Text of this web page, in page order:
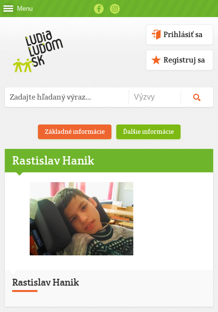
Menu
Prihlásiť sa
Registruj sa
Základné informácie Ďalšie informácie
Rastislav Hanik
Rastislav Hanik